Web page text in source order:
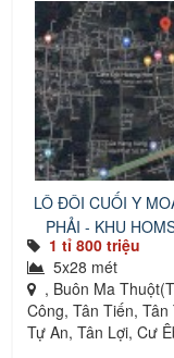
LÔ ĐÔI CUỐI Y
PHẢI - KHU
1 tỉ 800 triệu
5x28 mét
, Buôn Ma
Công, Tân Tiến, Tân
Tự An, Tân Lợi, Cư